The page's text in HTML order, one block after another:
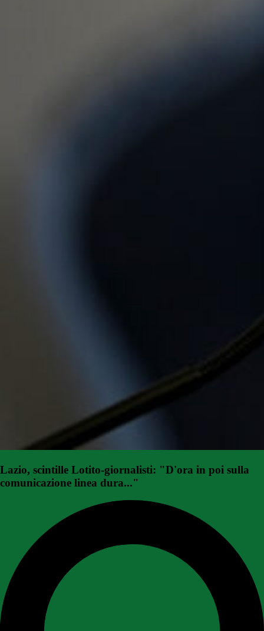
Lazio, scintille Lotito-giornalisti: "D'ora in poi sulla
comunicazione linea dura..."